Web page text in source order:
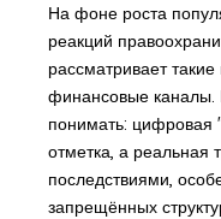
На фоне роста
реакций
рассматривает
финансовые каналы.
понимать: цифровая
отметка, а реальная
последствиями,
запрещённых